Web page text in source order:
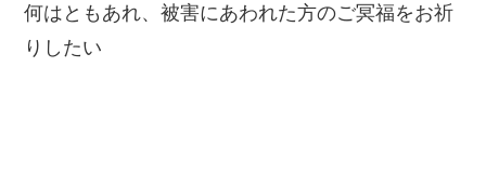
何はともあれ、被害にあわれた方のご冥福をお祈
りしたい